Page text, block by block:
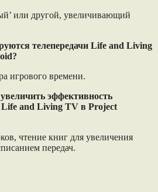
или другой, увеличивающий
телепередачи Life and Living
игрового времени.
эффективность
Life and Living TV в Project
чтение книг для увеличения
передач.